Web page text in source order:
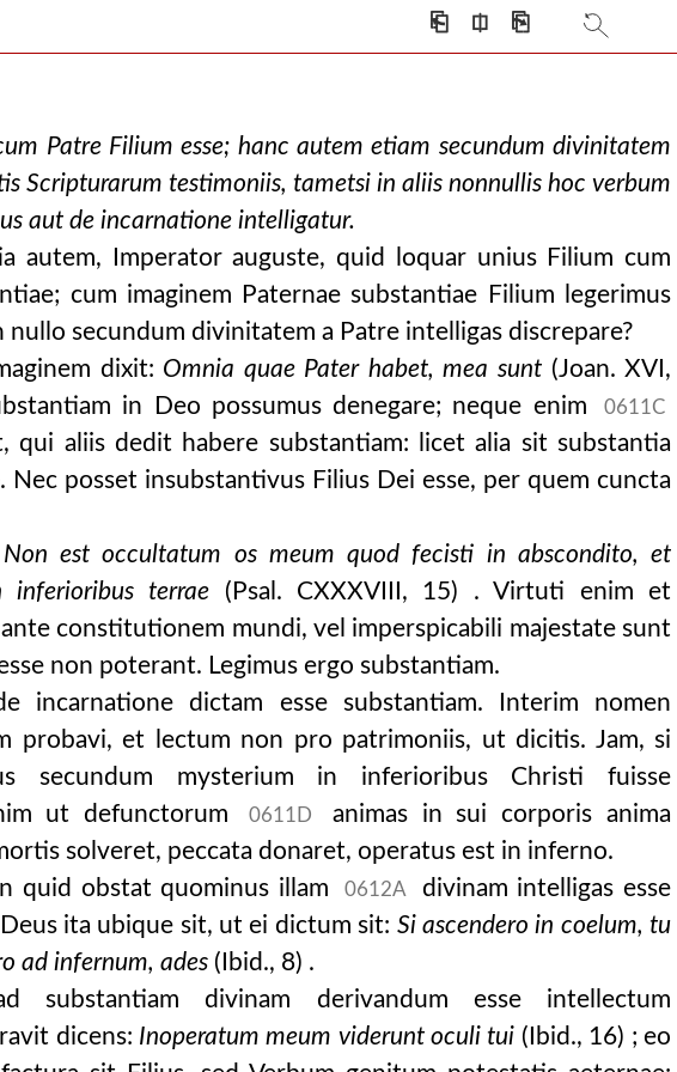
⎗ ⎅ ⎘
Patre Filium esse; hanc autem etiam secundum divinitatem
Scripturarum testimoniis, tametsi in aliis nonnullis hoc verbum
aut de incarnatione intelligatur.
autem, Imperator auguste, quid loquar unius Filium cum
cum imaginem Paternae substantiae Filium legerimus
nullo secundum divinitatem a Patre intelligas discrepare?
dixit: Omnia quae Pater habet, mea sunt(Joan. XVI,
in Deo possumus denegare; neque enim
0611C
qui aliis dedit habere substantiam: licet alia sit substantia
Nec posset insubstantivus Filius Dei esse, per quem cuncta
Non est occultatum os meum quod fecisti in abscondito, et
inferioribus terrae (Psal. CXXXVIII, 15) . Virtuti enim et
constitutionem mundi, vel imperspicabili majestate sunt
non poterant. Legimus ergo substantiam.
incarnatione dictam esse substantiam. Interim nomen
probavi, et lectum non pro patrimoniis, ut dicitis. Jam, si
secundum mysterium in inferioribus Christi fuisse
ut defunctorum
0611D
animas in sui corporis anima
solveret, peccata donaret, operatus est in inferno.
quid obstat quominus illam
0612A
divinam intelligas esse
ita ubique sit, ut ei dictum sit: Si ascendero in coelum, tu
ad infernum, ades(Ibid., 8) .
substantiam divinam derivandum esse intellectum
dicens: Inoperatum meum viderunt oculi tui (Ibid., 16) ; eo